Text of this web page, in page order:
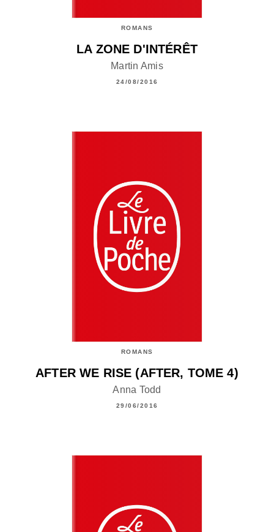
ROMANS
LA ZONE D'INTÉRÊT
Martin Amis
24/08/2016
ROMANS
AFTER WE RISE (AFTER, TOME 4)
Anna Todd
29/06/2016